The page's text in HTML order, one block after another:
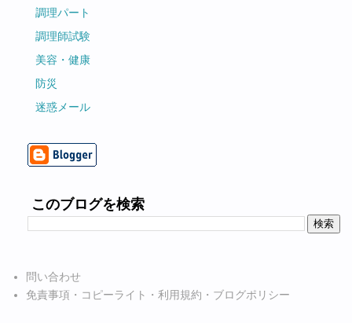
調理パート
調理師試験
美容・健康
防災
迷惑メール
このブログを検索
問い合わせ
免責事項・コピーライト・利用規約・ブログポリシー